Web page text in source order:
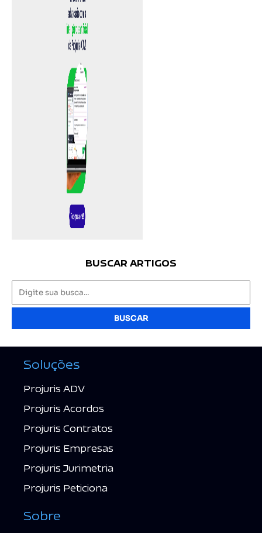
BUSCAR ARTIGOS
BUSCAR
Soluções
Projuris ADV
Projuris Acordos
Projuris Contratos
Projuris Empresas
Projuris Jurimetria
Projuris Peticiona
Sobre